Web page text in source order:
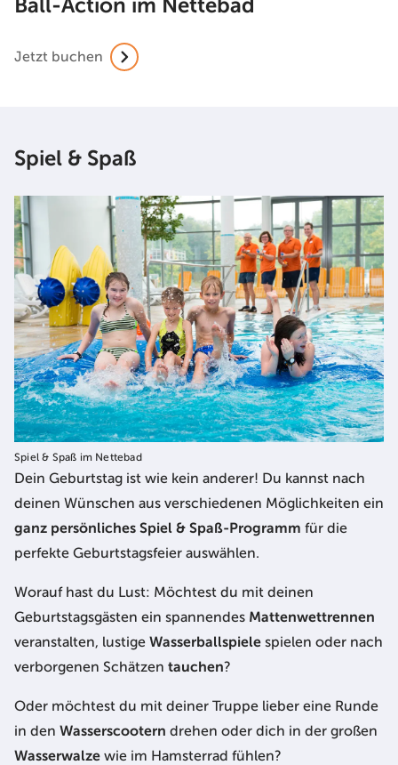
Ball-Action im Nettebad
Jetzt buchen
Spiel & Spaß
Spiel & Spaß im Nettebad
Dein Geburtstag ist wie kein anderer! Du kannst nach
deinen Wünschen aus verschiedenen Möglichkeiten ein
ganz persönliches Spiel & Spaß-Programm für die
perfekte Geburtstagsfeier auswählen.
Worauf hast du Lust: Möchtest du mit deinen
Geburtstagsgästen ein spannendes Mattenwettrennen
veranstalten, lustige Wasserballspiele spielen oder nach
verborgenen Schätzen tauchen?
Oder möchtest du mit deiner Truppe lieber eine Runde
in den Wasserscootern drehen oder dich in der großen
Wasserwalze wie im Hamsterrad fühlen?